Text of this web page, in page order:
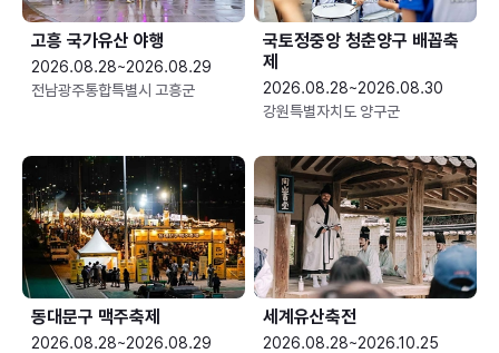
고흥 국가유산 야행
2026.08.28~2026.08.29
전남광주통합특별시 고흥군
국토정중앙 청춘양구 배꼽축
제
2026.08.28~2026.08.30
강원특별자치도 양구군
동대문구 맥주축제
2026.08.28~2026.08.29
세계유산축전
2026.08.28~2026.10.25